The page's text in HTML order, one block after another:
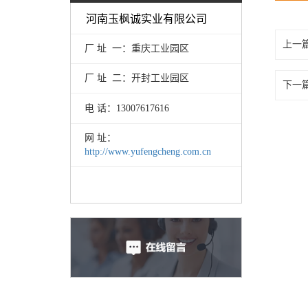
河南玉枫诚实业有限公司
厂 址 一：重庆工业园区
厂 址 二：开封工业园区
电 话：13007617616
网 址：
http://www.yufengcheng.com.cn
上一
下一